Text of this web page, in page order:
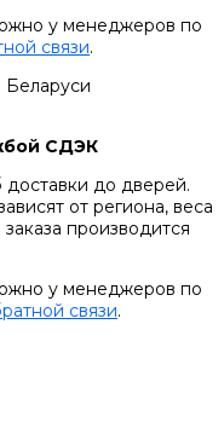
у менеджеров по
связи.
Беларуси
СДЭК
до дверей.
от региона, веса
производится
у менеджеров по
связи.